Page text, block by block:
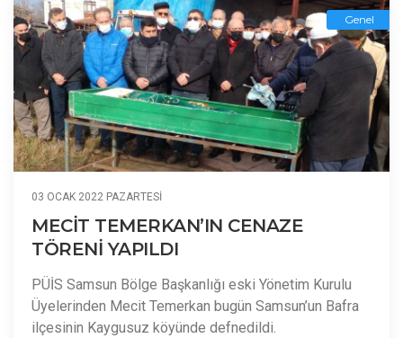
Genel
03 OCAK 2022 PAZARTESI
MECİT TEMERKAN’IN CENAZE
TÖRENİ YAPILDI
PÜİS Samsun Bölge Başkanlığı eski Yönetim Kurulu
Üyelerinden Mecit Temerkan bugün Samsun’un Bafra
ilçesinin Kaygusuz köyünde defnedildi.